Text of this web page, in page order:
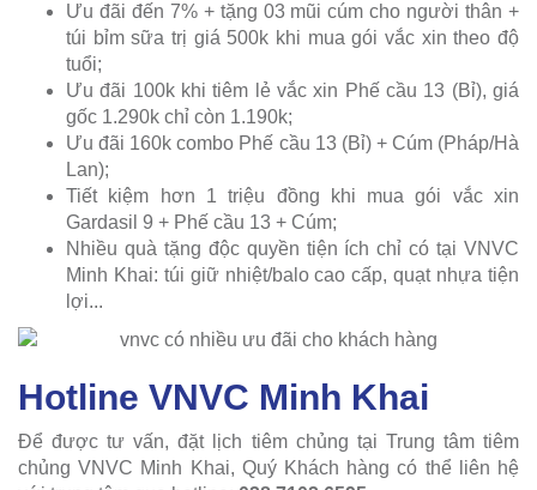
Ưu đãi đến 7% + tặng 03 mũi cúm cho người thân +
túi bỉm sữa trị giá 500k khi mua gói vắc xin theo độ
tuổi;
Ưu đãi 100k khi tiêm lẻ vắc xin Phế cầu 13 (Bỉ), giá
gốc 1.290k chỉ còn 1.190k;
Ưu đãi 160k combo Phế cầu 13 (Bỉ) + Cúm (Pháp/Hà
Lan);
Tiết kiệm hơn 1 triệu đồng khi mua gói vắc xin
Gardasil 9 + Phế cầu 13 + Cúm;
Nhiều quà tặng độc quyền tiện ích chỉ có tại VNVC
Minh Khai: túi giữ nhiệt/balo cao cấp, quạt nhựa tiện
lợi...
Hotline VNVC Minh Khai
Để được tư vấn, đặt lịch tiêm chủng tại Trung tâm tiêm
chủng VNVC Minh Khai, Quý Khách hàng có thể liên hệ